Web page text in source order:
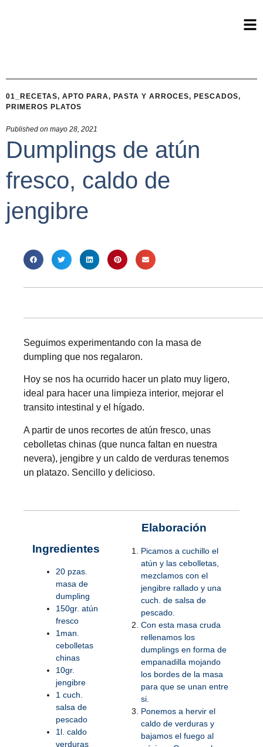
01_RECETAS, APTO PARA, PASTA Y ARROCES, PESCADOS,
PRIMEROS PLATOS
Published on mayo 28, 2021
Dumplings de atún
fresco, caldo de
jengibre
Seguimos experimentando con la masa de
dumpling que nos regalaron.
Hoy se nos ha ocurrido hacer un plato muy ligero,
ideal para hacer una limpieza interior, mejorar el
transito intestinal y el hígado.
A partir de unos recortes de atún fresco, unas
cebolletas chinas (que nunca faltan en nuestra
nevera), jengibre y un caldo de verduras tenemos
un platazo. Sencillo y delicioso.
Ingredientes
20 pzas.
masa de
dumpling
150gr. atún
fresco
1man.
cebolletas
chinas
10gr.
jengibre
1 cuch.
salsa de
pescado
1l. caldo
verduras
Elaboración
Picamos a cuchillo el
atún y las cebolletas,
mezclamos con el
jengibre rallado y una
cuch. de salsa de
pescado.
Con esta masa cruda
rellenamos los
dumplings en forma de
empanadilla mojando
los bordes de la masa
para que se unan entre
si.
Ponemos a hervir el
caldo de verduras y
bajamos el fuego al